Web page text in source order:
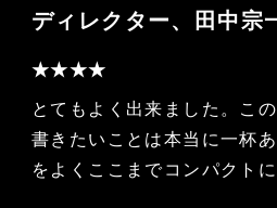
ディレクター、田中宗
★★★★
とてもよく出来ました。こ
書きたいことは本当に一杯
をよくここまでコンパクト